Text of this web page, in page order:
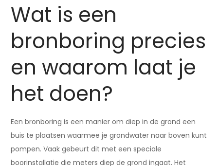
Wat is een
bronboring precies
en waarom laat je
het doen?
Een bronboring is een manier om diep in de grond een
buis te plaatsen waarmee je grondwater naar boven kunt
pompen. Vaak gebeurt dit met een speciale
boorinstallatie die meters diep de grond ingaat. Het